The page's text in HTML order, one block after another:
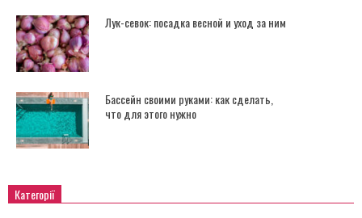
Лук-севок: посадка весной и уход за ним
Бассейн своими руками: как сделать,
что для этого нужно
Категорії